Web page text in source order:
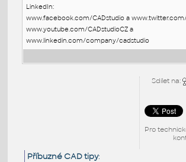
LinkedIn:
www.facebook.com/CADstudio a
www.youtube.com/CADstudioCZ a
www.linkedin.com/company/cadstudio
Sdílet na:
Pro
Příbuzné CAD tipy: